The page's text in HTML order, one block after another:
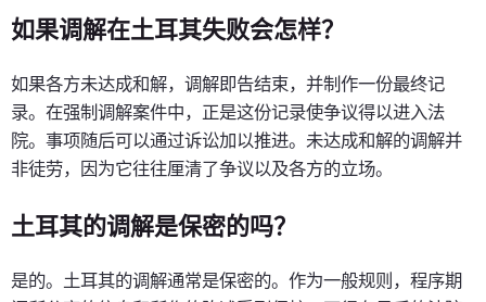
如果调解在土耳其失败会怎样？
如果各方未达成和解，调解即告结束，并制作一份最终记
录。在强制调解案件中，正是这份记录使争议得以进入法
院。事项随后可以通过诉讼加以推进。未达成和解的调解并
非徒劳，因为它往往厘清了争议以及各方的立场。
土耳其的调解是保密的吗？
是的。土耳其的调解通常是保密的。作为一般规则，程序期